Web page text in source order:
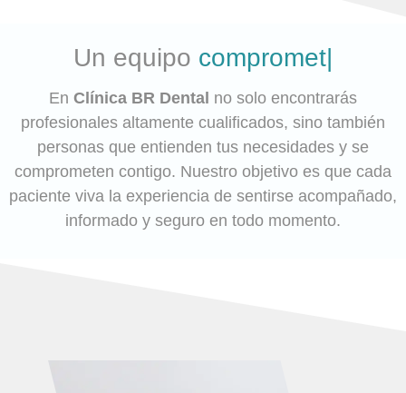
Un equipo comprometido
En Clínica BR Dental no solo encontrarás
profesionales altamente cualificados, sino también
personas que entienden tus necesidades y se
comprometen contigo. Nuestro objetivo es que cada
paciente viva la experiencia de sentirse acompañado,
informado y seguro en todo momento.